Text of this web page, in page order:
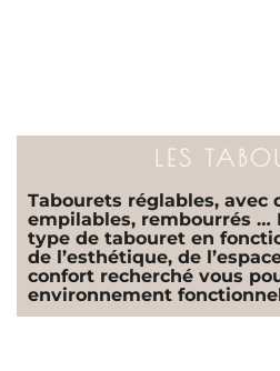
LES
Tabourets réglables, avec
empilables, rembourrés …
type de tabouret en
de l’esthétique, de
confort recherché vous
environnement